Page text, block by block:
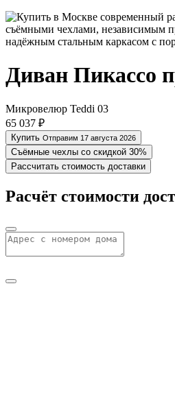
Диван Пикассо
Микровелюр Teddi 03
65 037 ₽
Купить Отправим 17 августа 2026
Съёмные чехлы со скидкой 30%
Рассчитать стоимость доставки
Расчёт стоимости